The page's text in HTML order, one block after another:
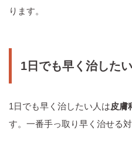
ります。
1日でも早く治した
1日でも早く治したい人は皮膚
す。一番手っ取り早く治せる対